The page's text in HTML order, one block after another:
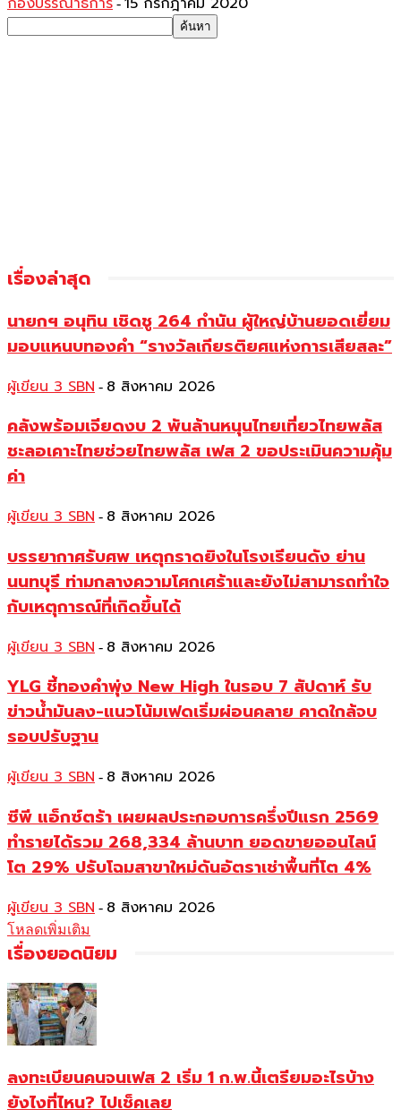
-
เรื่องล่าสุด
นายกฯ อนุทิน เชิดชู 264 กำนัน ผู้ใหญ่บ้านยอดเยี่ยม
มอบแหนบทองคำ “รางวัลเกียรติยศแห่งการเสียสละ”
ผู้เขียน 3 SBN - 8 สิงหาคม 2026
คลังพร้อมเจียดงบ 2 พันล้านหนุนไทยเที่ยวไทยพลัส
ชะลอเคาะไทยช่วยไทยพลัส เฟส 2 ขอประเมินความคุ้ม
ค่า
ผู้เขียน 3 SBN - 8 สิงหาคม 2026
บรรยากาศรับศพ เหตุกราดยิงในโรงเรียนดัง ย่าน
นนทบุรี ท่ามกลางความโศกเศร้าและยังไม่สามารถทำใจ
กับเหตุการณ์ที่เกิดขึ้นได้
ผู้เขียน 3 SBN - 8 สิงหาคม 2026
YLG ชี้ทองคำพุ่ง New High ในรอบ 7 สัปดาห์ รับ
ข่าวน้ำมันลง-แนวโน้มเฟดเริ่มผ่อนคลาย คาดใกล้จบ
รอบปรับฐาน
ผู้เขียน 3 SBN - 8 สิงหาคม 2026
ซีพี แอ็กซ์ตร้า เผยผลประกอบการครึ่งปีแรก 2569
ทำรายได้รวม 268,334 ล้านบาท ยอดขายออนไลน์
โต 29% ปรับโฉมสาขาใหม่ดันอัตราเช่าพื้นที่โต 4%
ผู้เขียน 3 SBN - 8 สิงหาคม 2026
โหลดเพิ่มเติม
เรื่องยอดนิยม
ลงทะเบียนคนจนเฟส 2 เริ่ม 1 ก.พ.นี้เตรียมอะไรบ้าง
ยังไงที่ไหน? ไปเช็คเลย